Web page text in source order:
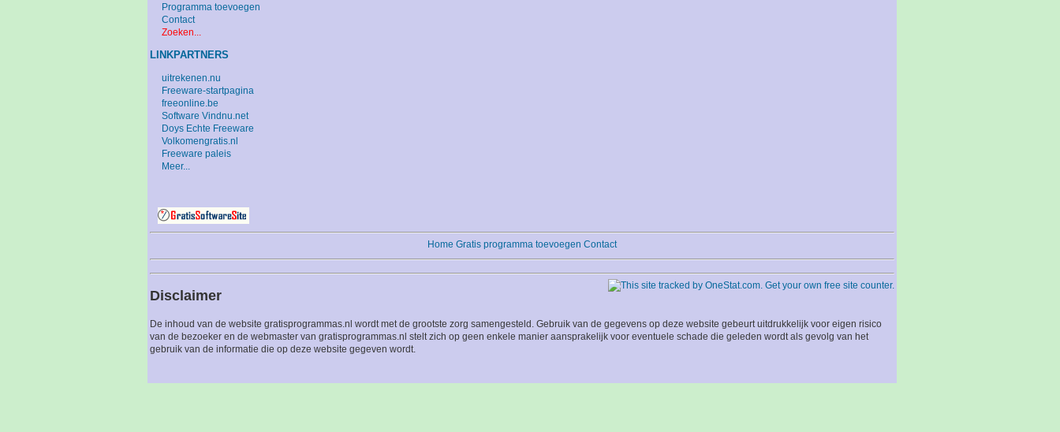
Programma toevoegen
Contact
Zoeken...
LINKPARTNERS
uitrekenen.nu
Freeware-startpagina
freeonline.be
Software Vindnu.net
Doys Echte Freeware
Volkomengratis.nl
Freeware paleis
Meer...
Home Gratis programma toevoegen Contact
Disclaimer
De inhoud van de website gratisprogrammas.nl wordt met de grootste zorg samengesteld. Gebruik van de gegevens op deze website gebeurt uitdrukkelijk voor eigen risico
van de bezoeker en de webmaster van gratisprogrammas.nl stelt zich op geen enkele manier aansprakelijk voor eventuele schade die geleden wordt als gevolg van het
gebruik van de informatie die op deze website gegeven wordt.